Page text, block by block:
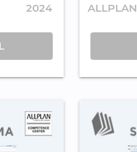
2024 ALLPLAN